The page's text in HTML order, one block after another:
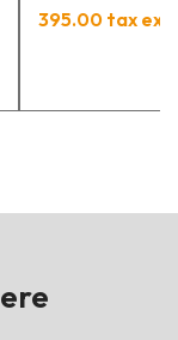
395.00 tax